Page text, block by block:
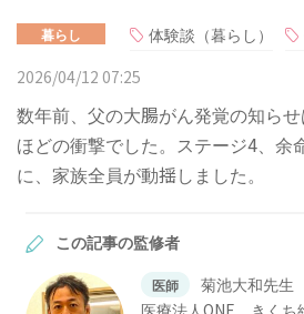
暮らし 体験談（暮らし）
2026/04/12 07:25
数年前、父の大腸がん発覚の知ら
ほどの衝撃でした。ステージ4、余
に、家族全員が動揺しました。
この記事の監修者
医師
菊池大和先生
医療法人ONE きく